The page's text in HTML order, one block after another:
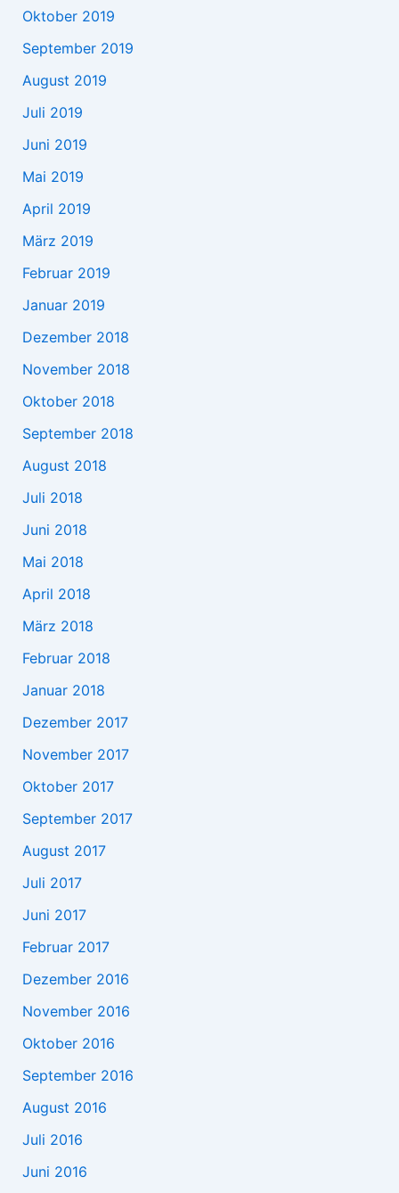
Oktober 2019
September 2019
August 2019
Juli 2019
Juni 2019
Mai 2019
April 2019
März 2019
Februar 2019
Januar 2019
Dezember 2018
November 2018
Oktober 2018
September 2018
August 2018
Juli 2018
Juni 2018
Mai 2018
April 2018
März 2018
Februar 2018
Januar 2018
Dezember 2017
November 2017
Oktober 2017
September 2017
August 2017
Juli 2017
Juni 2017
Februar 2017
Dezember 2016
November 2016
Oktober 2016
September 2016
August 2016
Juli 2016
Juni 2016